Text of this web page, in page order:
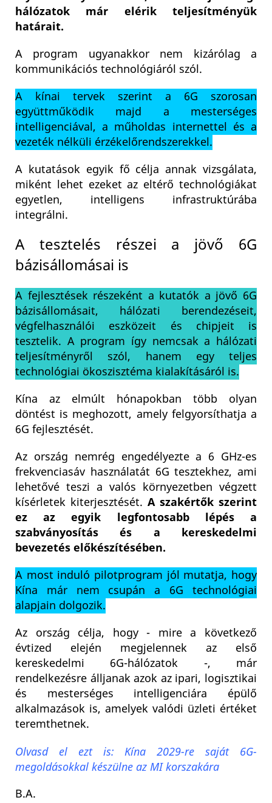
hálózatok már elérik teljesítményük
határait.
A program ugyanakkor nem kizárólag a
kommunikációs technológiáról szól.
A kínai tervek szerint a 6G szorosan
együttműködik majd a mesterséges
intelligenciával, a műholdas internettel és a
vezeték nélküli érzékelőrendszerekkel.
A kutatások egyik fő célja annak vizsgálata,
miként lehet ezeket az eltérő technológiákat
egyetlen, intelligens infrastruktúrába
integrálni.
A tesztelés részei a jövő 6G
bázisállomásai is
A fejlesztések részeként a kutatók a jövő 6G
bázisállomásait, hálózati berendezéseit,
végfelhasználói eszközeit és chipjeit is
tesztelik. A program így nemcsak a hálózati
teljesítményről szól, hanem egy teljes
technológiai ökoszisztéma kialakításáról is.
Kína az elmúlt hónapokban több olyan
döntést is meghozott, amely felgyorsíthatja a
6G fejlesztését.
Az ország nemrég engedélyezte a 6 GHz-es
frekvenciasáv használatát 6G tesztekhez, ami
lehetővé teszi a valós környezetben végzett
kísérletek kiterjesztését. A szakértők szerint
ez az egyik legfontosabb lépés a
szabványosítás és a kereskedelmi
bevezetés előkészítésében.
A most induló pilotprogram jól mutatja, hogy
Kína már nem csupán a 6G technológiai
alapjain dolgozik.
Az ország célja, hogy - mire a következő
évtized elején megjelennek az első
kereskedelmi 6G-hálózatok -, már
rendelkezésre álljanak azok az ipari, logisztikai
és mesterséges intelligenciára épülő
alkalmazások is, amelyek valódi üzleti értéket
teremthetnek.
Olvasd el ezt is: Kína 2029-re saját 6G-
megoldásokkal készülne az MI korszakára
B.A.